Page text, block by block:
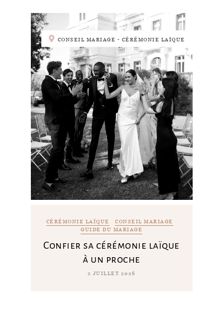
CONSEIL MARIAGE - CÉRÉMONIE LAÏQUE
CÉRÉMONIE LAÏQUE
CONSEIL MARIAGE
GUIDE DU MARIAGE
Confier sa cérémonie laïque
à un proche
2 JUILLET 2026